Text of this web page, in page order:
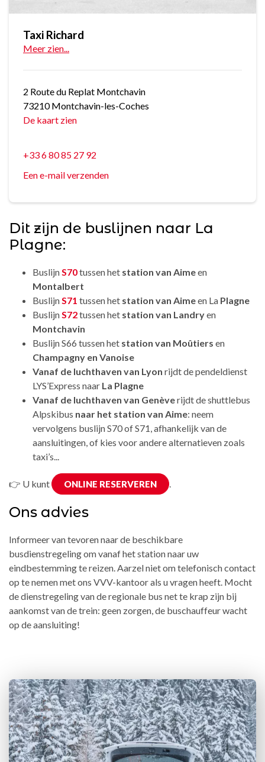
Taxi Richard
Meer zien...
2 Route du Replat Montchavin
73210 Montchavin-les-Coches
De kaart zien
+33 6 80 85 27 92
Een e-mail verzenden
Dit zijn de buslijnen naar La
Plagne:
Buslijn S70tussen het station van Aimeen
Montalbert
Buslijn S71 tussen het station van Aimeen La Plagne
Buslijn S72tussen het station van Landryen
Montchavin
Buslijn S66 tussen het station van Moûtiers en
Champagny en Vanoise
Vanaf de luchthaven van Lyon rijdt de pendeldienst
LYS’Express naar La Plagne
Vanaf de luchthaven van Genèverijdt de shuttlebus
Alpskibus naar het station van Aime: neem
vervolgens buslijn S70 of S71, afhankelijk van de
aansluitingen, of kies voor andere alternatieven zoals
taxi’s...
👉 U kunt ONLINE RESERVEREN
Ons advies
Informeer van tevoren naar de beschikbare
busdienstregeling om vanaf het station naar uw
eindbestemming te reizen. Aarzel niet om telefonisch contact
op te nemen met ons VVV-kantoor als u vragen heeft. Mocht
de dienstregeling van de regionale bus net te krap zijn bij
aankomst van de trein: geen zorgen, de buschauffeur wacht
op de aansluiting!